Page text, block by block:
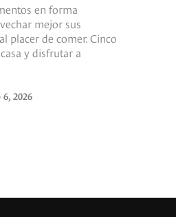
en forma
mejor sus
placer de comer. Cinco
y disfrutar a
2026